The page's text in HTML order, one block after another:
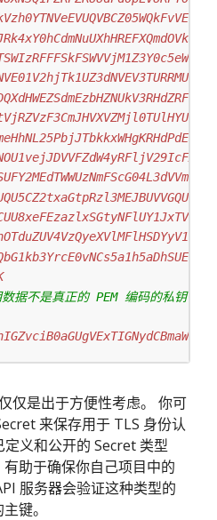
据不是真正的 PEM 编码的私钥
仅是出于方便性考虑。 你可
来保存用于 TLS 身份认
义和公开的 Secret 类型
有助于确保你自己项目中的
服务器会验证这种类型的
键。